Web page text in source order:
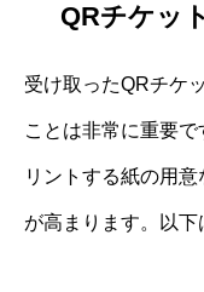
QRチケッ
受け取ったQRチケ
ことは非常に重要
リントする紙の用
が高まります。以下